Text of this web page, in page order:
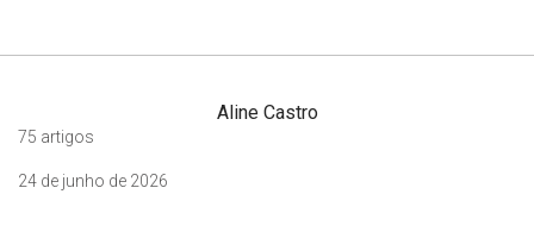
Aline Castro
75 artigos
24 de junho de 2026